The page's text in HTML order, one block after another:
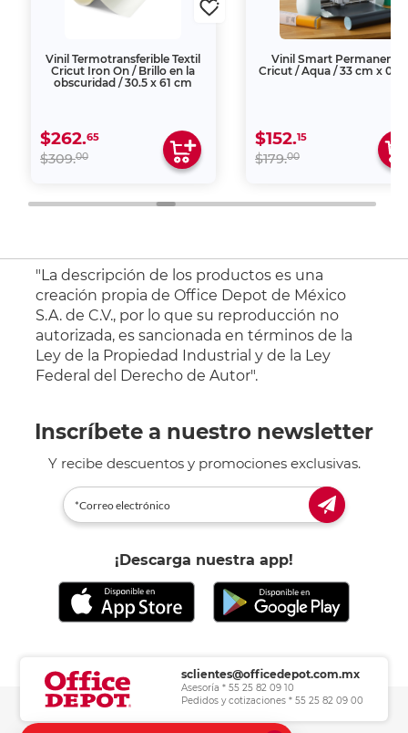
Vinil Termotransferible Textil
Cricut Iron On / Brillo en la
obscuridad / 30.5 x 61 cm
$262.65
$309.00
Vinil Smart Permanente
Cricut / Aqua / 33 cm x 0.9
$152.15
$179.00
"La descripción de los productos es una
creación propia de Office Depot de México
S.A. de C.V., por lo que su reproducción no
autorizada, es sancionada en términos de la
Ley de la Propiedad Industrial y de la Ley
Federal del Derecho de Autor".
Inscríbete a nuestro newsletter
Y recibe descuentos y promociones exclusivas.
¡Descarga nuestra app!
sclientes@officedepot.com.mx
Asesoría * 55 25 82 09 10
Pedidos y cotizaciones * 55 25 82 09 00